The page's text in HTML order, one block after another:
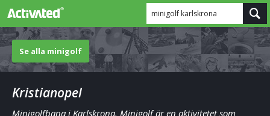
minigolf karlskrona
Se alla minigolf
Kristianopel
Minigolfbana i Karlskrona. Minigolf är en aktivitetet som